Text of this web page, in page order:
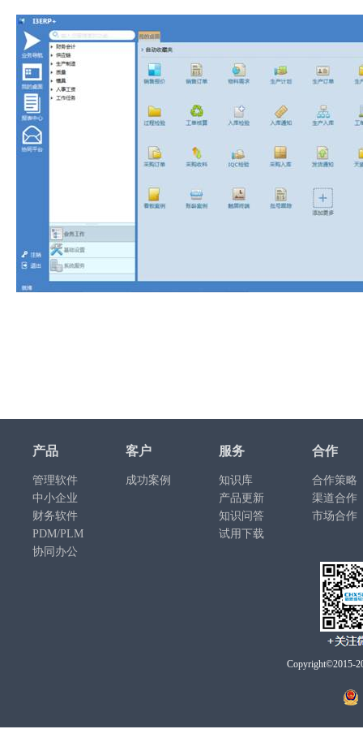
产品
管理软件
中小企业
财务软件
PDM/PLM
协同办公
客户
成功案例
服务
知识库
产品更新
知识问答
试用下载
合作
合作策略
渠道合作
市场合作
Copyright©2015-